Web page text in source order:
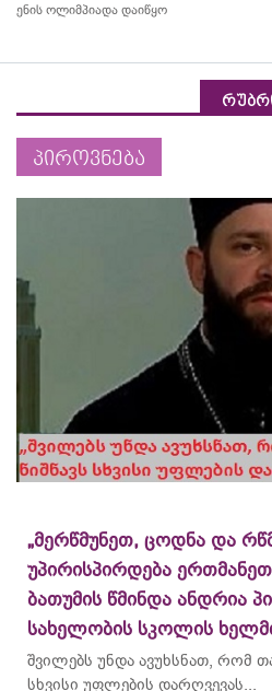
ენის ოლიმპიადა დაიწყო
პიროვნება
„მერწმუნეთ, ცოდნა და
უპირისპირდება
ბათუმის წმინდა ანდრია
სახელობის სკოლის
შვილებს უნდა ავუხსნათ, რომ
სხვისი უფლების დარღვევას...